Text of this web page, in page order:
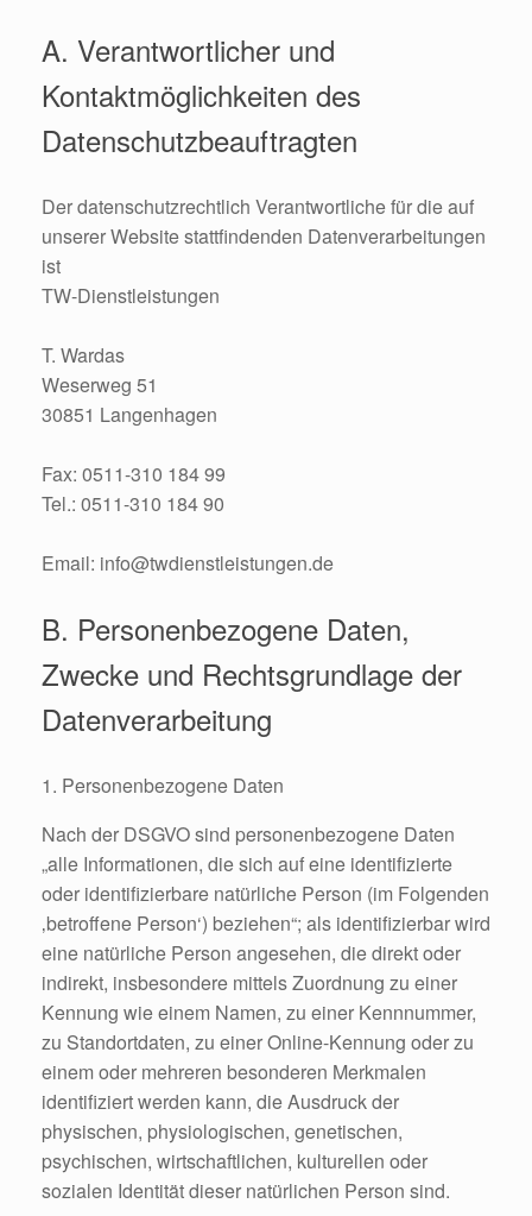
A. Verantwortlicher und
Kontaktmöglichkeiten des
Datenschutzbeauftragten
Der datenschutzrechtlich Verantwortliche für die auf
unserer Website stattfindenden Datenverarbeitungen
ist
TW-Dienstleistungen
T. Wardas
Weserweg 51
30851 Langenhagen
Fax: 0511-310 184 99
Tel.: 0511-310 184 90
Email: info@twdienstleistungen.de
B. Personenbezogene Daten,
Zwecke und Rechtsgrundlage der
Datenverarbeitung
1. Personenbezogene Daten
Nach der DSGVO sind personenbezogene Daten
„alle Informationen, die sich auf eine identifizierte
oder identifizierbare natürliche Person (im Folgenden
‚betroffene Person‘) beziehen“; als identifizierbar wird
eine natürliche Person angesehen, die direkt oder
indirekt, insbesondere mittels Zuordnung zu einer
Kennung wie einem Namen, zu einer Kennnummer,
zu Standortdaten, zu einer Online-Kennung oder zu
einem oder mehreren besonderen Merkmalen
identifiziert werden kann, die Ausdruck der
physischen, physiologischen, genetischen,
psychischen, wirtschaftlichen, kulturellen oder
sozialen Identität dieser natürlichen Person sind.